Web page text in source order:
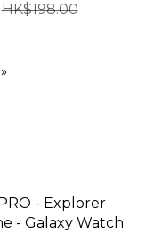
保護硬殼
HK$198.00
»